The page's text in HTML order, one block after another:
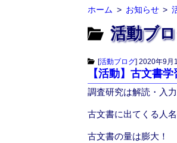
ホーム お知らせ
活動ブ
[活動ブログ] 2020年9月
【活動】古文書
調査研究は解読・入
古文書に出てくる人
古文書の量は膨大！